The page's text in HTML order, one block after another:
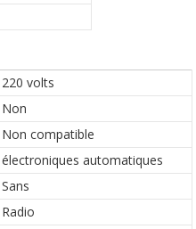
220 volts
Non
Non compatible
électroniques automatiques
Sans
Radio